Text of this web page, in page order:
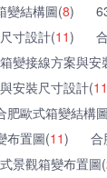
變結構圖(8)
寸設計(11)
變接線方案與安
安裝尺寸設計(11
肥歐式箱變結構
布置圖(11) 合
景觀箱變布置圖(